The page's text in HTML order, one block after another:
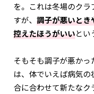
を。これは冬場のク
すが、 調子が悪いとき
控えたほうがいいとい
そもそも調子が悪か
は、体でいえば病気
合に合わせて新たな